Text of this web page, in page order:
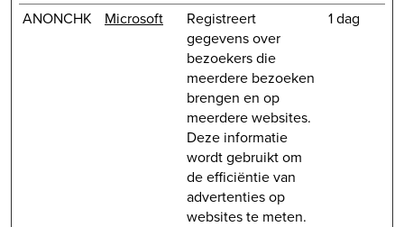
ANONCHK Microsoft
Registreert
gegevens over
bezoekers die
meerdere bezoeken
brengen en op
meerdere websites.
Deze informatie
wordt gebruikt om
de efficiëntie van
advertenties op
websites te meten.
1 dag